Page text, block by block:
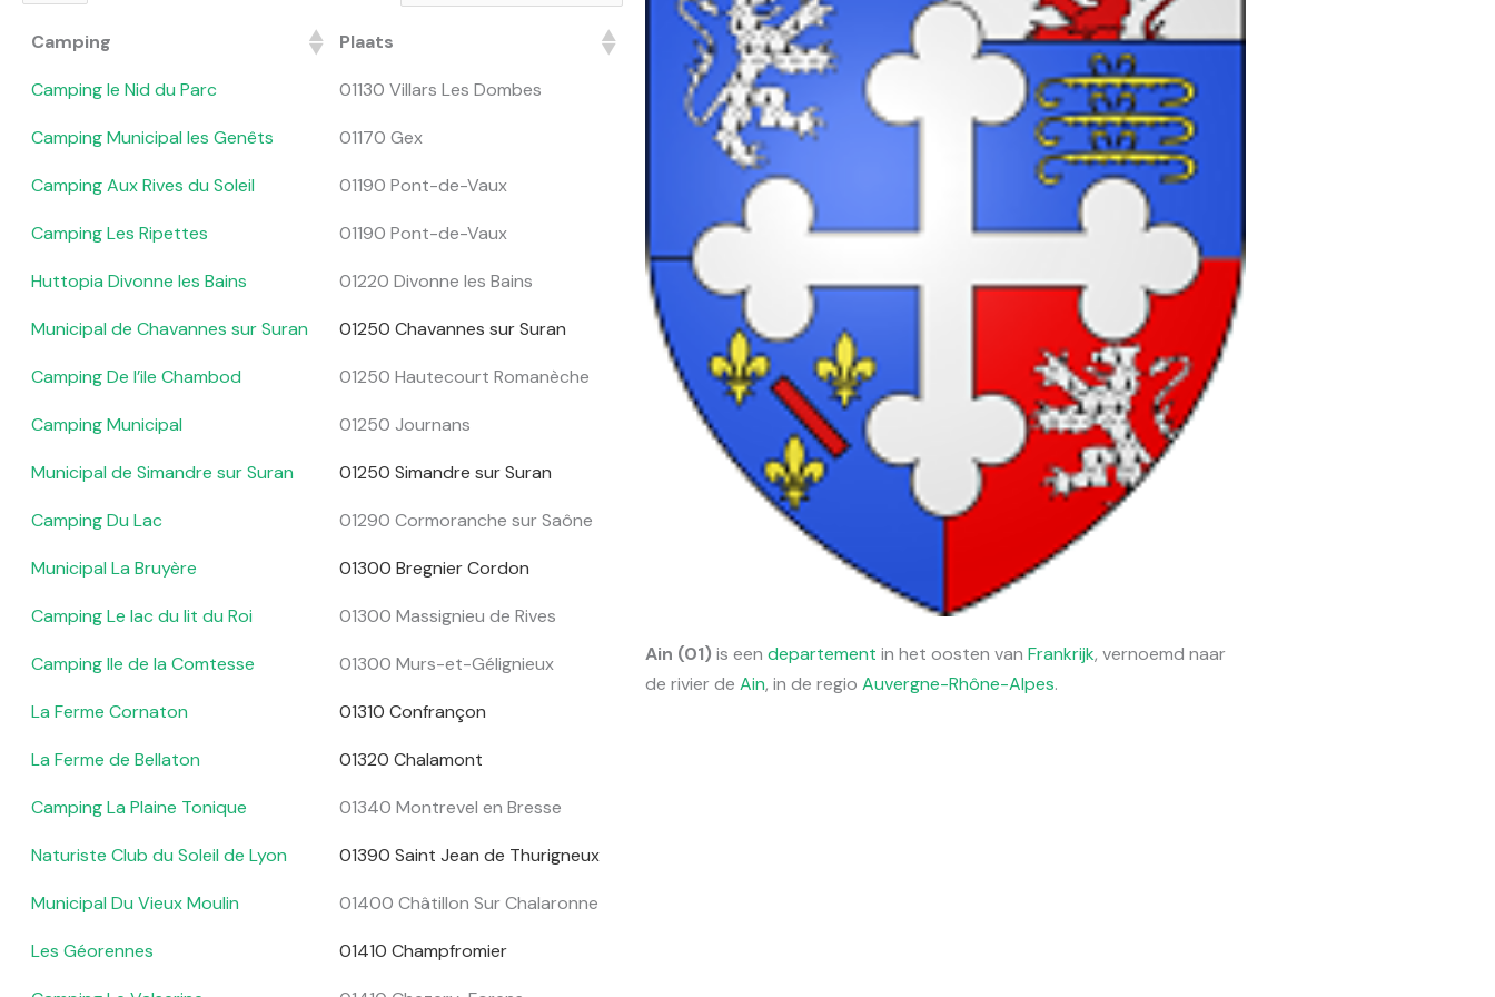
Camping Plaats
Camping le Nid du Parc 01130 Villars Les Dombes
Camping Municipal les Genêts 01170 Gex
Camping Aux Rives du Soleil 01190 Pont-de-Vaux
Camping Les Ripettes 01190 Pont-de-Vaux
Huttopia Divonne les Bains 01220 Divonne les Bains
Municipal de Chavannes sur Suran 01250 Chavannes sur Suran
Camping De l’ile Chambod 01250 Hautecourt Romanèche
Camping Municipal 01250 Journans
Municipal de Simandre sur Suran 01250 Simandre sur Suran
Camping Du Lac 01290 Cormoranche sur Saône
Municipal La Bruyère 01300 Bregnier Cordon
Camping Le lac du lit du Roi 01300 Massignieu de Rives
Camping Ile de la Comtesse 01300 Murs-et-Gélignieux
La Ferme Cornaton 01310 Confrançon
La Ferme de Bellaton 01320 Chalamont
Camping La Plaine Tonique 01340 Montrevel en Bresse
Naturiste Club du Soleil de Lyon 01390 Saint Jean de Thurigneux
Municipal Du Vieux Moulin 01400 Châtillon Sur Chalaronne
Les Géorennes 01410 Champfromier
Ain (01) is een departement in het oosten van Frankrijk, vernoemd naar
de rivier de Ain, in de regio Auvergne-Rhône-Alpes.